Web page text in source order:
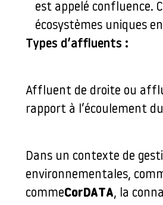
est appelé confluence.
écosystèmes uniques
Types d’affluents :
Affluent de droite ou
rapport à l’écoulement
Dans un contexte de
environnementales,
commeCorDATA, la